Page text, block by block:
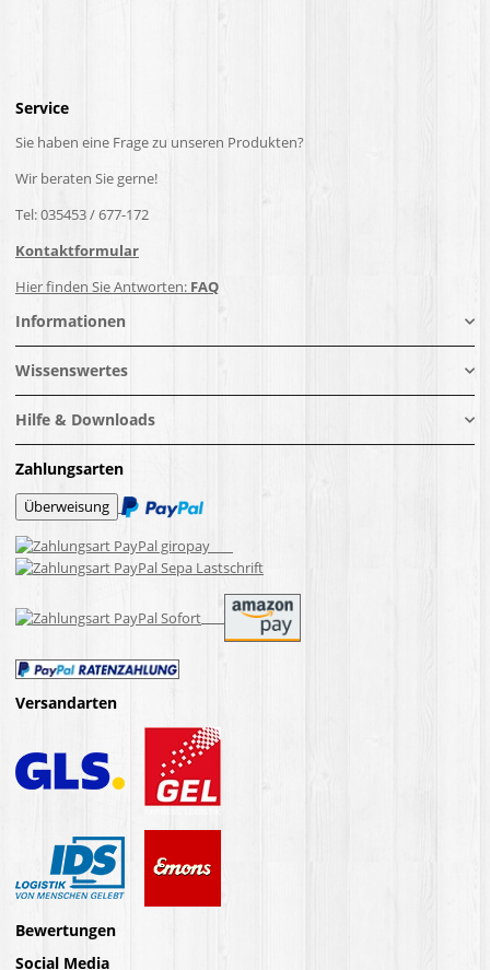
Service
Sie haben eine Frage zu unseren Produkten?
Wir beraten Sie gerne!
Tel: 035453 / 677-172
Kontaktformular
Hier finden Sie Antworten: FAQ
Informationen
Wissenswertes
Hilfe & Downloads
Zahlungsarten
Versandarten
Bewertungen
Social Media